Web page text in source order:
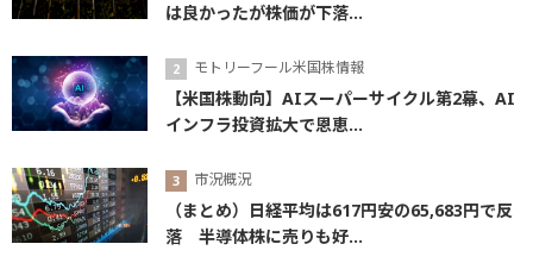
は良かったが株価が下落...
モトリーフール米国株情報
【米国株動向】AIスーパーサイクル第2幕、AI
インフラ投資拡大で恩恵...
市況概況
（まとめ）日経平均は617円安の65,683円で反
落 半導体株に売りも好...